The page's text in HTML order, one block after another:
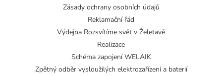
Zásady ochrany osobních údajů
Reklamační řád
Výdejna Rozsvítíme svět v Želetavě
Realizace
Schéma zapojení WELAIK
Zpětný odběr vysloužilých elektrozařízení a baterií